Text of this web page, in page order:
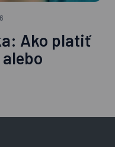
Ako platiť